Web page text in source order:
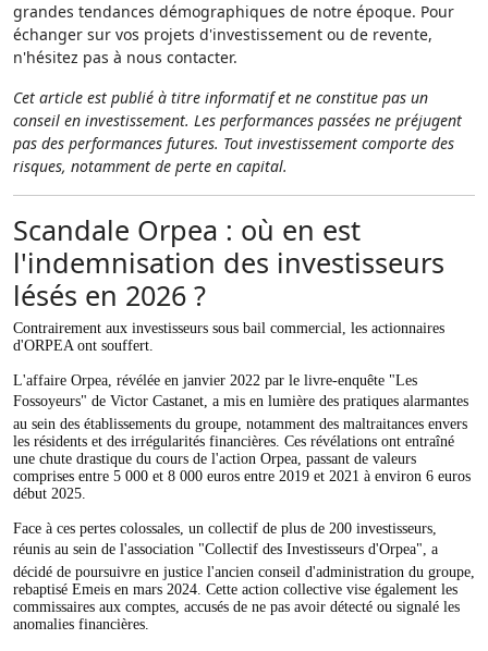
grandes tendances démographiques de notre époque. Pour
échanger sur vos projets d'investissement ou de revente,
n'hésitez pas à nous contacter.
Cet article est publié à titre informatif et ne constitue pas un
conseil en investissement. Les performances passées ne préjugent
pas des performances futures. Tout investissement comporte des
risques, notamment de perte en capital.
Scandale Orpea : où en est
l'indemnisation des investisseurs
lésés en 2026 ?
Contrairement aux investisseurs sous bail commercial, les actionnaires
d'ORPEA ont souffert.
L'affaire Orpea, révélée en janvier 2022 par le livre-enquête "Les
Fossoyeurs" de Victor Castanet, a mis en lumière des pratiques alarmantes
au sein des établissements du groupe, notamment des maltraitances envers
les résidents et des irrégularités financières. Ces révélations ont entraîné
une chute drastique du cours de l'action Orpea, passant de valeurs
comprises entre 5 000 et 8 000 euros entre 2019 et 2021 à environ 6 euros
début 2025.
Face à ces pertes colossales, un collectif de plus de 200 investisseurs,
réunis au sein de l'association "Collectif des Investisseurs d'Orpea", a
décidé de poursuivre en justice l'ancien conseil d'administration du groupe,
rebaptisé Emeis en mars 2024. Cette action collective vise également les
commissaires aux comptes, accusés de ne pas avoir détecté ou signalé les
anomalies financières.